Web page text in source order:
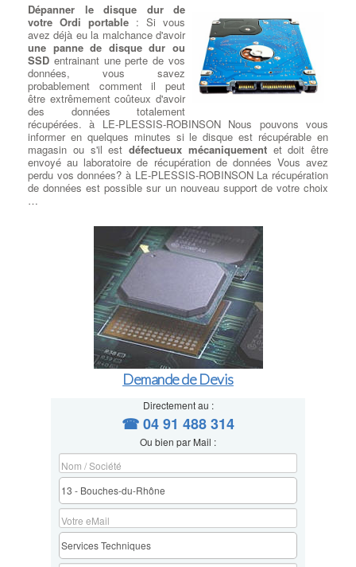
Dépanner le disque dur de
votre Ordi portable : Si vous
avez déjà eu la malchance d'avoir
une panne de disque dur ou
SSD entrainant une perte de vos
données, vous savez
probablement comment il peut
être extrêmement coûteux d'avoir
des données totalement
récupérées. à LE-PLESSIS-ROBINSON Nous pouvons vous
informer en quelques minutes si le disque est récupérable en
magasin ou s'il est défectueux mécaniquementet doit être
envoyé au laboratoire de récupération de données Vous avez
perdu vos données? à LE-PLESSIS-ROBINSON La récupération
de données est possible sur un nouveau support de votre choix
…
Demande de Devis
Directement au :
☎ 04 91 488 314
Ou bien par Mail :